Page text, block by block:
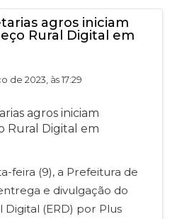
agros iniciam
Rural Digital em
2023, às 17:29
feira (9), a Prefeitura de
e divulgação do
(ERD) por Plus